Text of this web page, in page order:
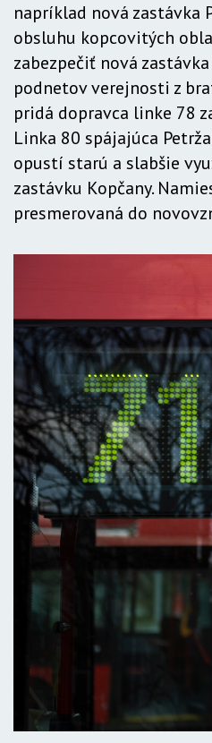
napríklad nová zastávka
obsluhu kopcovitých
zabezpečiť nová
podnetov verejnosti z
pridá dopravca linke 78
Linka 80 spájajúca
opustí starú a slabšie
zastávku Kopčany.
presmerovaná do